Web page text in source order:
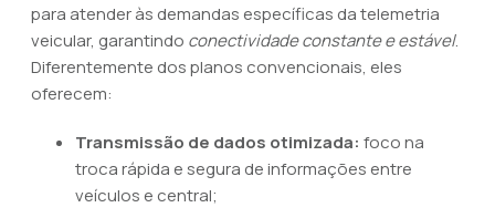
para atender às demandas específicas da telemetria
veicular, garantindo conectividade constante e estável.
Diferentemente dos planos convencionais, eles
oferecem:
Transmissão de dados otimizada: foco na
troca rápida e segura de informações entre
veículos e central;